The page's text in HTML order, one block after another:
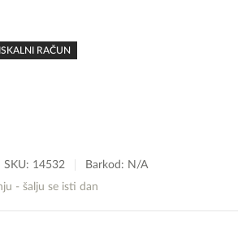
RAČUN
SKU: 14532
Barkod: N/A
- šalju se isti dan